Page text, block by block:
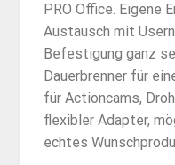
PRO Office. Eigene
Austausch mit
Befestigung ganz
Dauerbrenner für
für Actioncams,
flexibler Adapter,
echtes